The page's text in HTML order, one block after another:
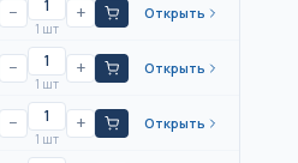
−
1 шт
+ Открыть
−
1 шт
+ Открыть
−
1 шт
+ Открыть